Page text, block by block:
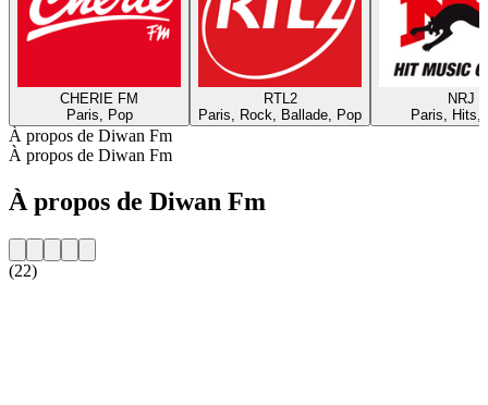
CHERIE FM
Paris, Pop
RTL2
Paris, Rock, Ballade, Pop
NRJ
Paris, Hits,
À propos de Diwan Fm
À propos de Diwan Fm
À propos de Diwan Fm
(22)